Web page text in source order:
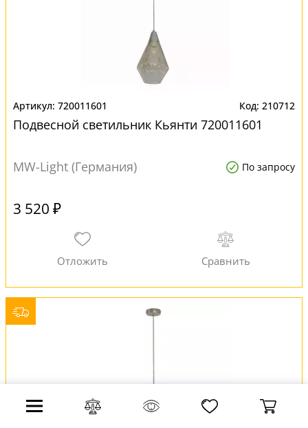
720011601 210712
Подвесной светильник Кьянти 720011601
MW-Light (Германия) По запросу
3 520 ₽